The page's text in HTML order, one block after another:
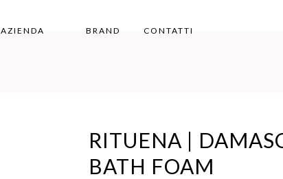
AZIENDA BRAND CONTATTI
RITUENA |
BATH FOAM